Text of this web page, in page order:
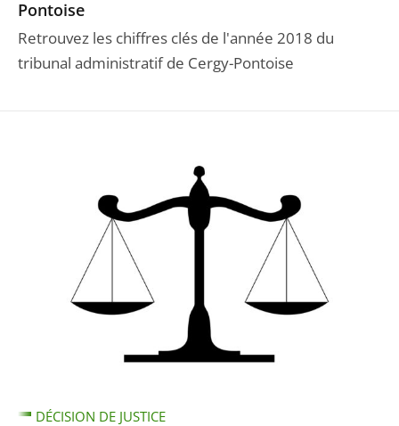
Pontoise
Retrouvez les chiffres clés de l'année 2018 du
tribunal administratif de Cergy-Pontoise
DÉCISION DE JUSTICE